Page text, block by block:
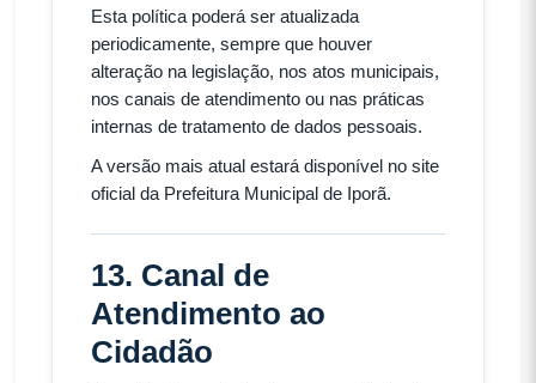
Esta política poderá ser atualizada
periodicamente, sempre que houver
alteração na legislação, nos atos municipais,
nos canais de atendimento ou nas práticas
internas de tratamento de dados pessoais.
A versão mais atual estará disponível no site
oficial da Prefeitura Municipal de Iporã.
13. Canal de
Atendimento ao
Cidadão